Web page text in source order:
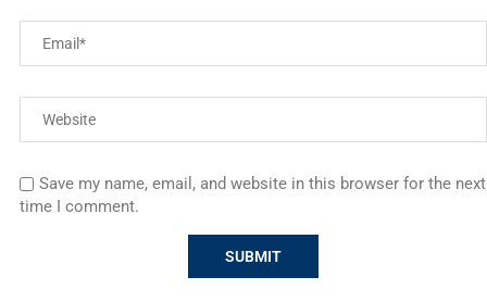
Save my name, email, and website in this browser for the next
time I comment.